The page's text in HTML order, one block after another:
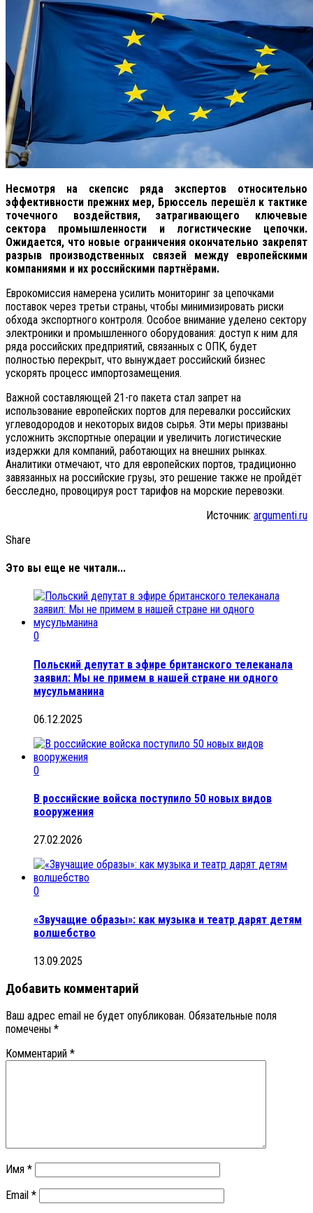
Несмотря на скепсис ряда экспертов относительно
эффективности прежних мер, Брюссель перешёл к тактике
точечного воздействия, затрагивающего ключевые
сектора промышленности и логистические цепочки.
Ожидается, что новые ограничения окончательно закрепят
разрыв производственных связей между европейскими
компаниями и их российскими партнёрами.
Еврокомиссия намерена усилить мониторинг за цепочками
поставок через третьи страны, чтобы минимизировать риски
обхода экспортного контроля. Особое внимание уделено сектору
электроники и промышленного оборудования: доступ к ним для
ряда российских предприятий, связанных с ОПК, будет
полностью перекрыт, что вынуждает российский бизнес
ускорять процесс импортозамещения.
Важной составляющей 21-го пакета стал запрет на
использование европейских портов для перевалки российских
углеводородов и некоторых видов сырья. Эти меры призваны
усложнить экспортные операции и увеличить логистические
издержки для компаний, работающих на внешних рынках.
Аналитики отмечают, что для европейских портов, традиционно
завязанных на российские грузы, это решение также не пройдёт
бесследно, провоцируя рост тарифов на морские перевозки.
Источник: argumenti.ru
Share
Это вы еще не читали...
0
Польский депутат в эфире британского телеканала
заявил: Мы не примем в нашей стране ни одного
мусульманина
06.12.2025
0
В российские войска поступило 50 новых видов
вооружения
27.02.2026
0
«Звучащие образы»: как музыка и театр дарят детям
волшебство
13.09.2025
Добавить комментарий
Ваш адрес email не будет опубликован. Обязательные поля
помечены *
Комментарий *
Имя *
Email *